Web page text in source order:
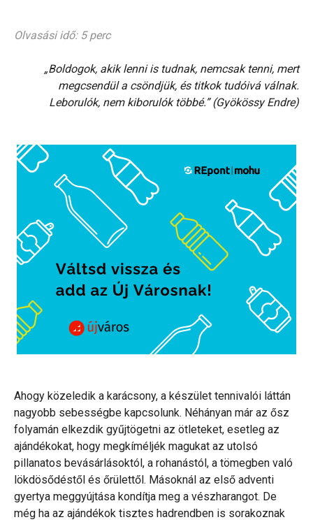
Olvasási idő: 5 perc
„Boldogok, akik lenni is tudnak, nemcsak tenni, mert
megcsendül a csöndjük, és titkok tudóivá válnak.
Leborulók, nem kiborulók többé.” (Gyökössy Endre)
Ahogy közeledik a karácsony, a készület tennivalói láttán
nagyobb sebességbe kapcsolunk. Néhányan már az ősz
folyamán elkezdik gyűjtögetni az ötleteket, esetleg az
ajándékokat, hogy megkíméljék magukat az utolsó
pillanatos bevásárlásoktól, a rohanástól, a tömegben való
lökdösődéstől és őrülettől. Másoknál az első adventi
gyertya meggyújtása kondítja meg a vészharangot. De
még ha az ajándékok tisztes hadrendben is sorakoznak